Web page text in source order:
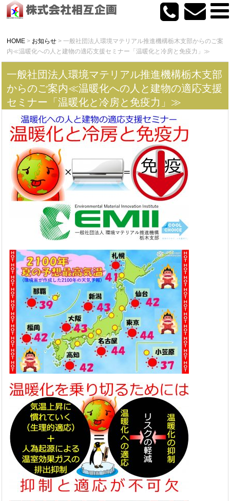
HOME > お知らせ > 一般社団法人環境マテリアル推進機構栃木支部からのご案
内≪温暖化への人と建物の適応支援セミナー「温暖化と冷房と免疫力」≫
一般社団法人環境マテリアル推進機構栃木支部
からのご案内≪温暖化への人と建物の適応支援
セミナー「温暖化と冷房と免疫力」≫